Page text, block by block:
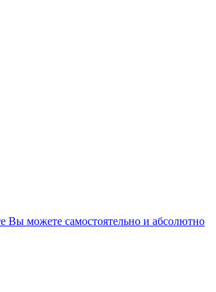
Вы можете самостоятельно и абсолютно